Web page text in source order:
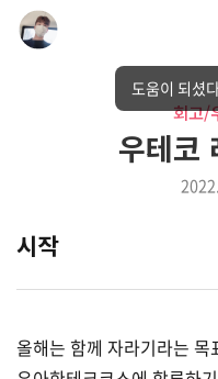
회고/
우테코
시작
올해는 함께 자라기라는
도움이 되셨